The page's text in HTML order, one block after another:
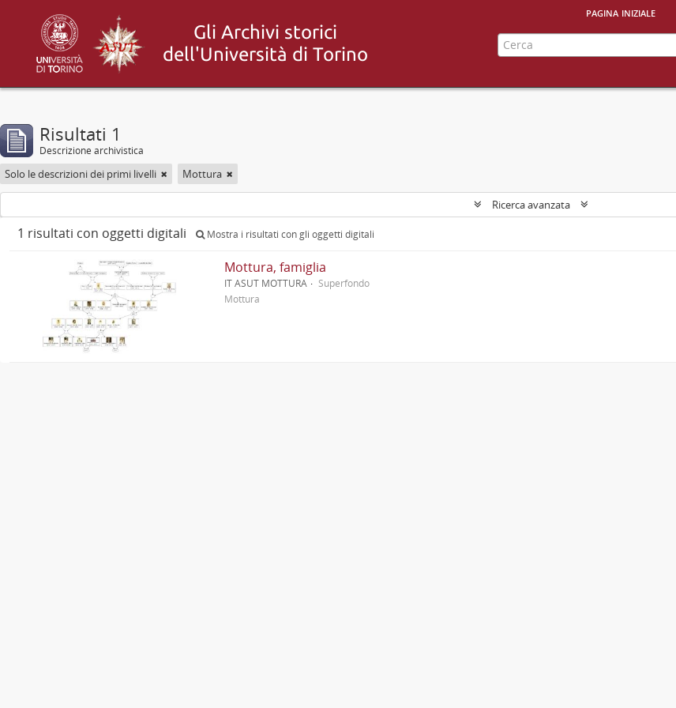
pagina iniziale
Risultati 1
Descrizione archivistica
Solo le descrizioni dei primi livelli Mottura
Ricerca avanzata
1 risultati con oggetti digitali Mostra i risultati con gli oggetti digitali
Mottura, famiglia
IT ASUT MOTTURA
Superfondo
Mottura